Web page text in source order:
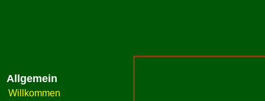
Allgemein
Willkommen